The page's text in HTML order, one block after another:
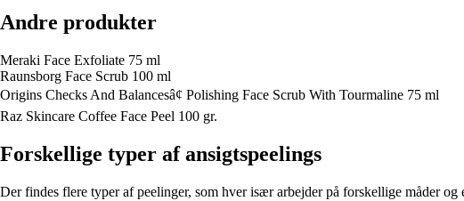
Andre produkter
Meraki Face Exfoliate 75 ml
Raunsborg Face Scrub 100 ml
Origins Checks And Balancesâ¢ Polishing Face Scrub With Tourmaline 75 ml
Raz Skincare Coffee Face Peel 100 gr.
Forskellige typer af ansigtspeelings
Der findes flere typer af peelinger, som hver især arbejder på forskellige måder